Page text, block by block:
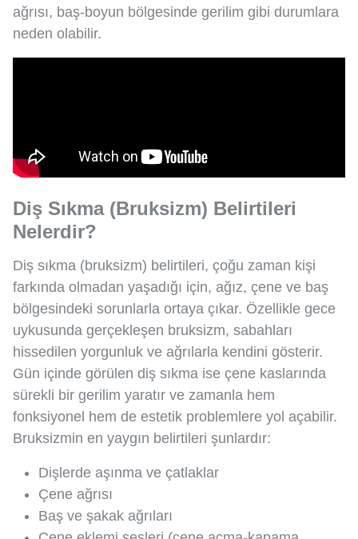
ağrısı, baş-boyun bölgesinde gerilim gibi durumlara
neden olabilir.
Diş Sıkma (Bruksizm) Belirtileri
Nelerdir?
Diş sıkma (bruksizm) belirtileri, çoğu zaman kişi
farkında olmadan yaşadığı için, ağız, çene ve baş
bölgesindeki sorunlarla ortaya çıkar. Özellikle gece
uykusunda gerçekleşen bruksizm, sabahları
hissedilen yorgunluk ve ağrılarla kendini gösterir.
Gün içinde görülen diş sıkma ise çene kaslarında
sürekli bir gerilim yaratır ve zamanla hem
fonksiyonel hem de estetik problemlere yol açabilir.
Bruksizmin en yaygın belirtileri şunlardır:
Dişlerde aşınma ve çatlaklar
Çene ağrısı
Baş ve şakak ağrıları